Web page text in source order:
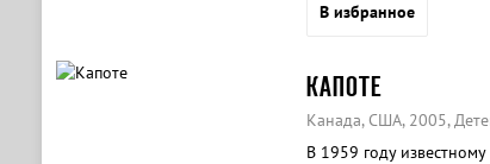
В избранное
КАПОТЕ
Канада, США, 2005,
В 1959 году